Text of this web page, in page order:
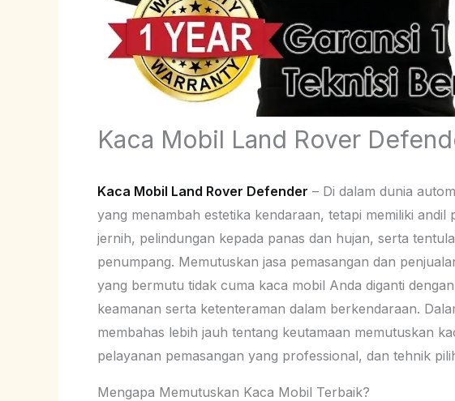
Kaca Mobil Land Rover
Kaca Mobil Land Rover Defender – Di dalam dunia
yang menambah estetika kendaraan, tetapi memiliki
jernih, pelindungan kepada panas dan hujan, serta
penumpang. Memutuskan jasa pemasangan dan
yang bermutu tidak cuma kaca mobil Anda diganti
keamanan serta ketenteraman dalam berkendaraan.
membahas lebih jauh tentang keutamaan memutuskan
pelayanan pemasangan yang professional, dan tehnik
Mengapa Memutuskan Kaca Mobil Terbaik?